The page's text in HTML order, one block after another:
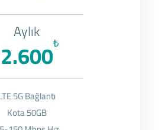
Aylık
₺
2.600
5G Bağlantı
Kota 50GB